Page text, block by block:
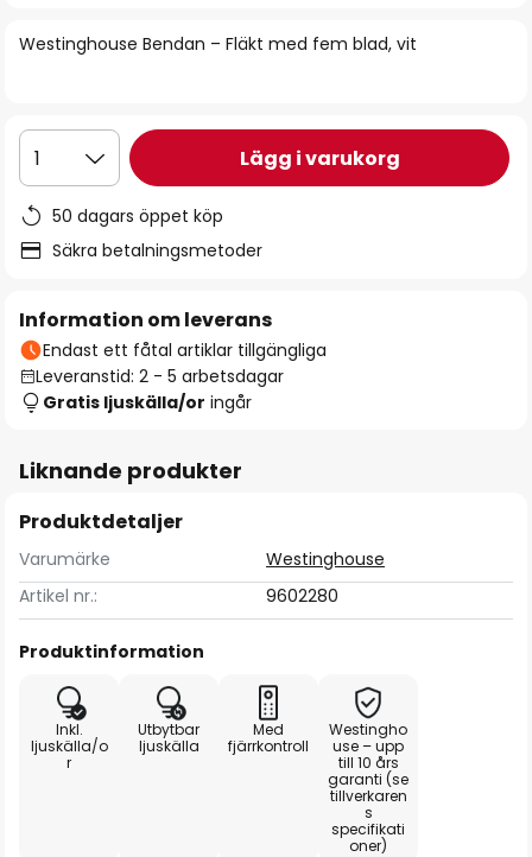
Westinghouse Bendan – Fläkt med fem blad, vit
1 Lägg i varukorg
50 dagars öppet köp
Säkra betalningsmetoder
Information om leverans
Endast ett fåtal artiklar tillgängliga
Leveranstid: 2 - 5 arbetsdagar
Gratis ljuskälla/or ingår
Liknande produkter
Produktdetaljer
Varumärke
Westinghouse
Artikel nr.:
9602280
Produktinformation
Inkl.
ljuskälla/o
r
Utbytbar
ljuskälla
Med
fjärrkontroll
Westingho
use – upp
till 10 års
garanti (se
tillverkaren
s
specifikati
oner)